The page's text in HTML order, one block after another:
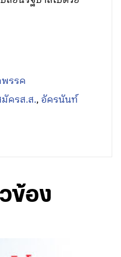
พรรค
ครส.ส.,อัครนันท์
ข้อง